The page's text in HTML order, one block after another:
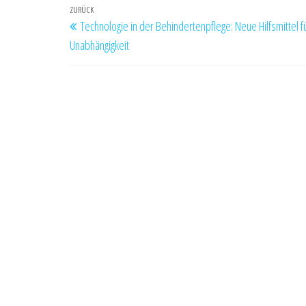
Beitragsnavigation
Vorheriger
Beitrag
ZURÜCK
Technologie in der Behindertenpflege: Neue Hilfsmittel
Unabhängigkeit